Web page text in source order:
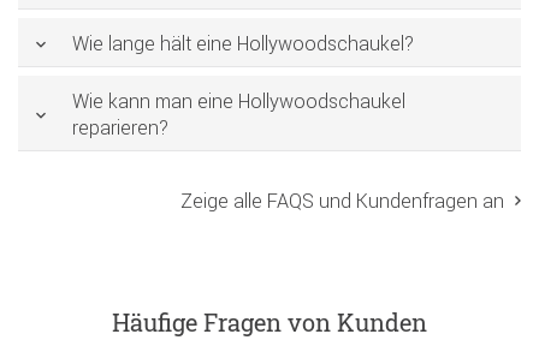
Wie lange hält eine Hollywoodschaukel?
Wie kann man eine Hollywoodschaukel
reparieren?
Zeige alle FAQS und Kundenfragen an
Häufige Fragen von Kunden